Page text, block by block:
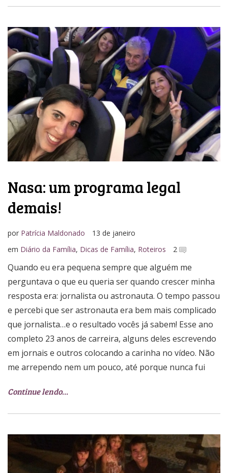
Nasa: um programa legal
demais!
por Patrícia Maldonado
13 de janeiro
em Diário da Família, Dicas de Família, Roteiros 2
Quando eu era pequena sempre que alguém me
perguntava o que eu queria ser quando crescer minha
resposta era: jornalista ou astronauta. O tempo passou
e percebi que ser astronauta era bem mais complicado
que jornalista…e o resultado vocês já sabem! Esse ano
completo 23 anos de carreira, alguns deles escrevendo
em jornais e outros colocando a carinha no vídeo. Não
me arrependo nem um pouco, até porque nunca fui
Continue lendo…